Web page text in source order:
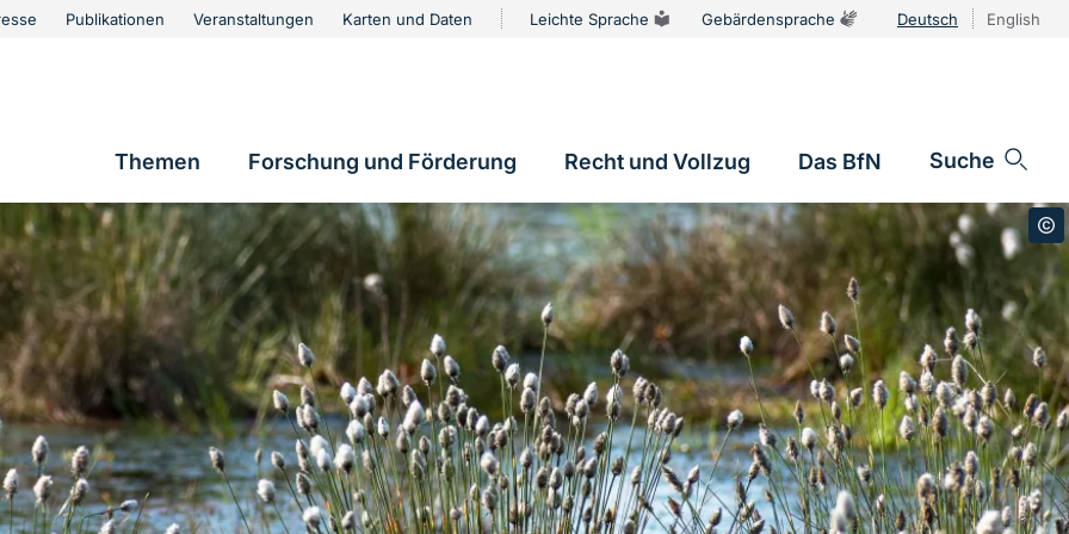
Publikationen Veranstaltungen Karten und Daten Leichte Sprache Gebärdensprache Deutsch English
Hauptnavigation
Themen Forschung und Förderung Recht und Vollzug Das BfN Suche